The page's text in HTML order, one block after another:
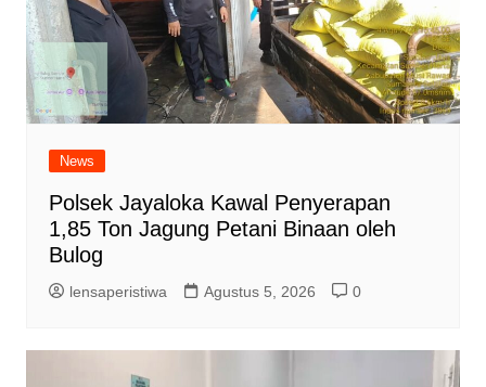
News
Polsek Jayaloka Kawal Penyerapan
1,85 Ton Jagung Petani Binaan oleh
Bulog
lensaperistiwa Agustus 5, 2026 0